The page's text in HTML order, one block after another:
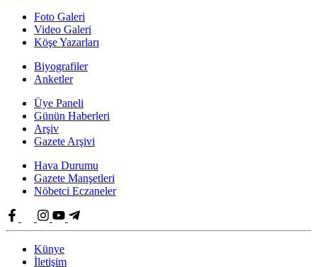
Foto Galeri
Video Galeri
Köşe Yazarları
Biyografiler
Anketler
Üye Paneli
Günün Haberleri
Arşiv
Gazete Arşivi
Hava Durumu
Gazete Manşetleri
Nöbetci Eczaneler
Künye
İletişim